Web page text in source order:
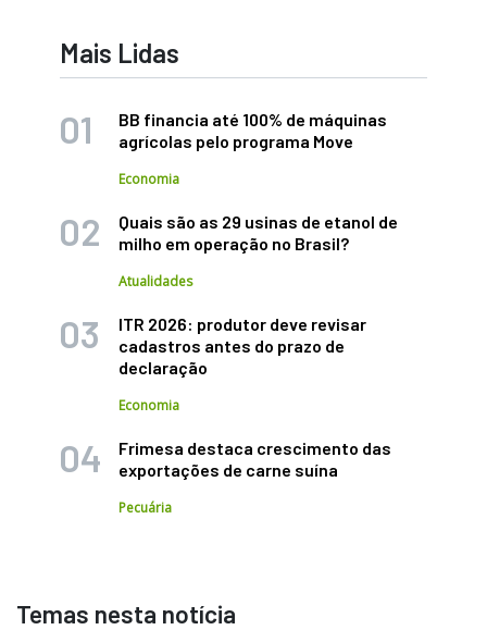
Mais Lidas
BB financia até 100% de máquinas
agrícolas pelo programa Move
Economia
Quais são as 29 usinas de etanol de
milho em operação no Brasil?
Atualidades
ITR 2026: produtor deve revisar
cadastros antes do prazo de
declaração
Economia
Frimesa destaca crescimento das
exportações de carne suína
Pecuária
Temas nesta notícia